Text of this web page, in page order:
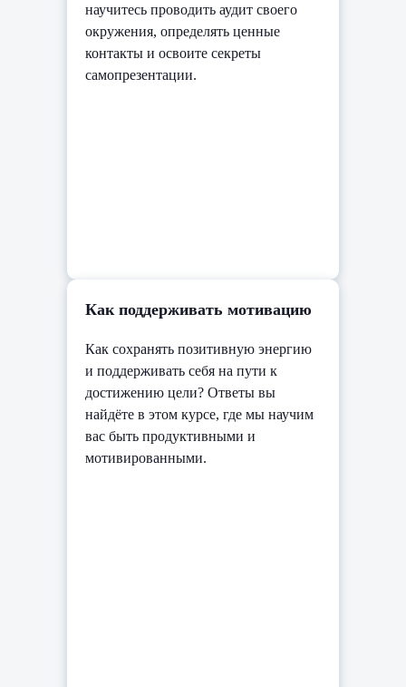
научитесь проводить аудит своего
окружения, определять ценные
контакты и освоите секреты
самопрезентации.
Как поддерживать мотивацию
Как сохранять позитивную энергию
и поддерживать себя на пути к
достижению цели? Ответы вы
найдёте в этом курсе, где мы научим
вас быть продуктивными и
мотивированными.